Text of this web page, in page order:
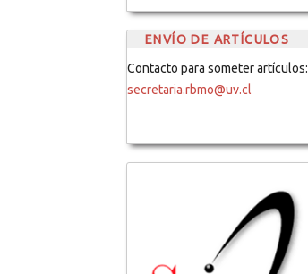
ENVÍO DE ARTÍCULOS
Contacto para someter artículos:
secretaria.rbmo@uv.cl